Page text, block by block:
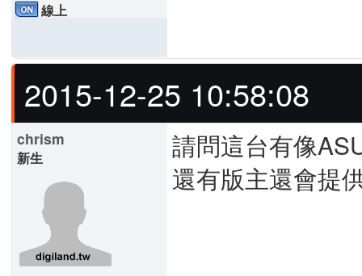
線上
2015-12-25 10:58:08
chrism
新生
請問這台有像
還有版主還會提